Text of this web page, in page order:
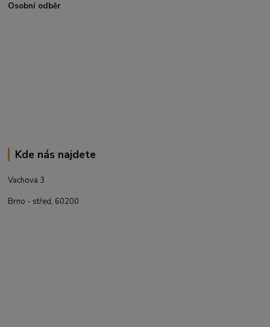
Osobní odběr
Kde nás najdete
Vachova 3
Brno - střed, 60200